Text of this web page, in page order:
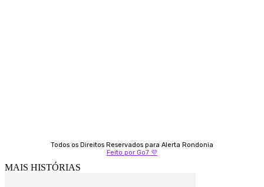
Todos os Direitos Reservados para Alerta Rondonia
Feito por Go7 💜
MAIS HISTÓRIAS